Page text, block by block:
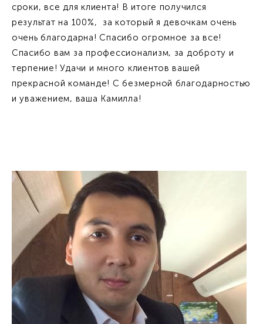
сроки, все для клиента! В итоге получился
результат на 100%, за который я девочкам очень
очень благодарна! Спасибо огромное за все!
Спасибо вам за профессионализм, за доброту и
терпение! Удачи и много клиентов вашей
прекрасной команде! С безмерной благодарностью
и уважением, ваша Камилла!